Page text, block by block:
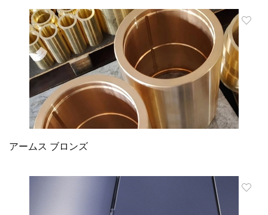
アームス ブロンズ